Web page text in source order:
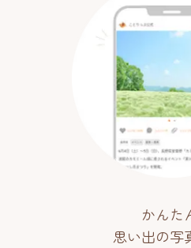
かんた
思い出の写